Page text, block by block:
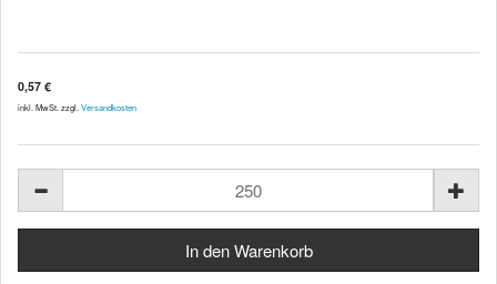
0,57 €
inkl. MwSt. zzgl. Versandkosten